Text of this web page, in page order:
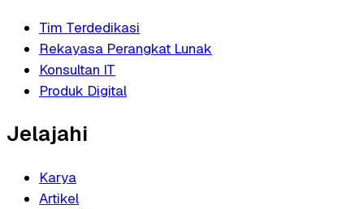
Tim Terdedikasi
Rekayasa Perangkat Lunak
Konsultan IT
Produk Digital
Jelajahi
Karya
Artikel